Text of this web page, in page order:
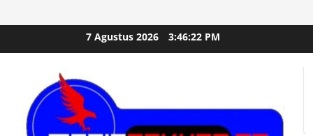
to
7 Agustus 2026 3:46:23 PM